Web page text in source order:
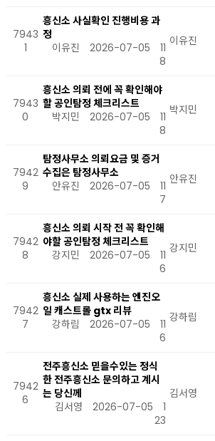
7943
1
흥신소 사실확인 진행비용 과
정
이유진
2026-07-05
11
8
이유진
7943
0
흥신소 의뢰 전에 꼭 확인해야
할 공인탐정 체크리스트
박지민
2026-07-05
11
8
박지민
7942
9
탐정사무소 의뢰요금 및 증거
수집은 탐정사무소
안유진
2026-07-05
11
7
안유진
7942
8
흥신소 의뢰 시작 전 꼭 확인해
야할 공인탐정 체크리스트
강지민
2026-07-05
11
6
강지민
7942
7
흥신소 실제 사용하는 엔진오
일 캐스트롤 gtx 리뷰
강하림
2026-07-05
11
6
강하림
7942
6
전주흥신소 믿을수있는 정식
한 전주흥신소 문의하고 계시
는 당신께
김서영
2026-07-05
1
23
김서영